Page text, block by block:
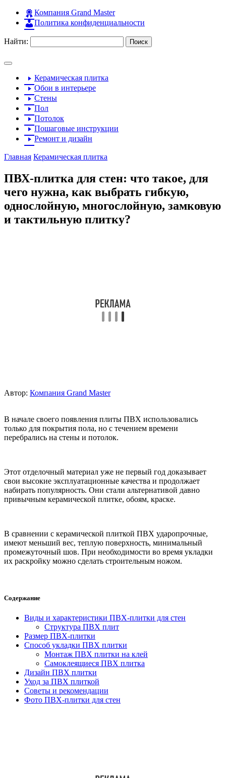
Компания Grand Master
Политика конфиденциальности
Найти:
Керамическая плитка
Обои в интерьере
Стены
Пол
Потолок
Пошаговые инструкции
Ремонт и дизайн
Главная Керамическая плитка
ПВХ-плитка для стен: что такое, для
чего нужна, как выбрать гибкую,
однослойную, многослойную, замковую
и тактильную плитку?
Автор: Компания Grand Master
В начале своего появления плиты ПВХ использовались
только для покрытия пола, но с течением времени
перебрались на стены и потолок.
Этот отделочный материал уже не первый год доказывает
свои высокие эксплуатационные качества и продолжает
набирать популярность. Они стали альтернативой давно
привычным керамической плитке, обоям, краске.
В сравнении с керамической плиткой ПВХ ударопрочные,
имеют меньший вес, теплую поверхность, минимальный
промежуточный шов. При необходимости во время укладки
их раскройку можно сделать строительным ножом.
Содержание
Виды и характеристики ПВХ-плитки для стен
Структура ПВХ плит
Размер ПВХ-плитки
Способ укладки ПВХ плитки
Монтаж ПВХ плитки на клей
Самоклеящиеся ПВХ плитка
Дизайн ПВХ плитки
Уход за ПВХ плиткой
Советы и рекомендации
Фото ПВХ-плитки для стен